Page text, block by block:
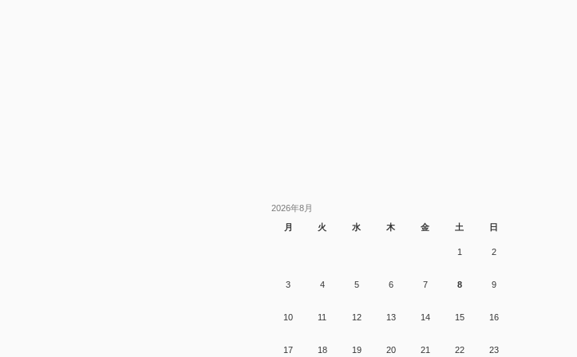
2026年8月
月
火 水 木 金 土 日
1 2
3 4 5 6 7 8 9
10 11 12 13 14 15 16
17 18 19 20 21 22 23